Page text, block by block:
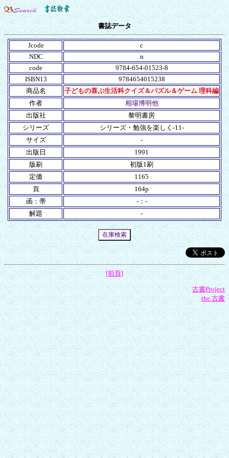
書誌データ
Jcode
c
NDC
n
code
9784-654-01523-8
ISBN13
9784654015238
商品名
子どもの喜ぶ生活科クイズ＆パズル＆ゲーム 理科編
作者
相場博明他
出版社
黎明書房
シリーズ
シリーズ・勉強を楽しく-11-
サイズ
-
出版日
1991
版刷
初版1刷
定価
1165
頁
164p
函：帯
-：-
解題
-
[前頁]
古書Project
the 古書